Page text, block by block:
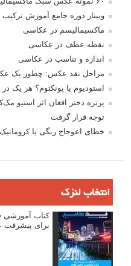
وبینار دوره جامع آموزش
ماکسیمالیسم در عکاسی
نقطه عطف در عکاسی
اندازه و تناسب در عکاسی
مراحل نقد عکس: چطور یک
استودیوم یا پونکتوم؟ هر یک
پرتره دختر افغان اثر استیو
توجه قرار گرفت
خطای اعوجاج رنگی یا
انتخاب لنزک
کتاب آموزشی
برای